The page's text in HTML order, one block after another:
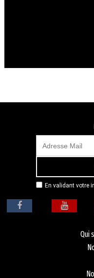
En validant votre
adresse email
mensuellement
politique de
Qui